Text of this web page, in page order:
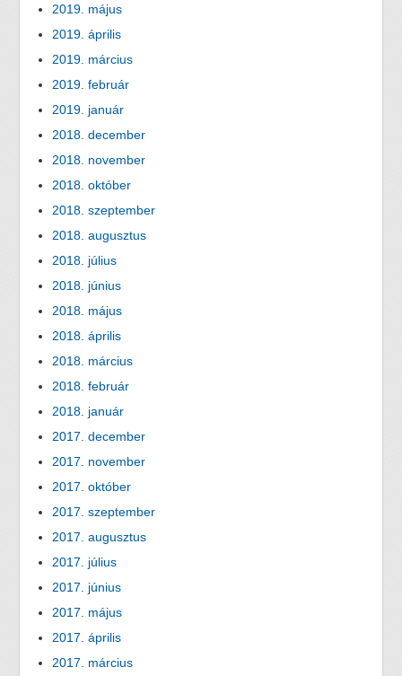
2019. május
2019. április
2019. március
2019. február
2019. január
2018. december
2018. november
2018. október
2018. szeptember
2018. augusztus
2018. július
2018. június
2018. május
2018. április
2018. március
2018. február
2018. január
2017. december
2017. november
2017. október
2017. szeptember
2017. augusztus
2017. július
2017. június
2017. május
2017. április
2017. március